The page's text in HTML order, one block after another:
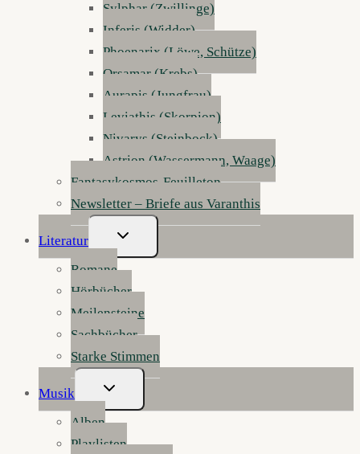
Sylphar (Zwillinge)
Inferis (Widder)
Phoenarix (Löwe, Schütze)
Orsamar (Krebs)
Aurapis (Jungfrau)
Leviathis (Skorpion)
Nivarys (Steinbock)
Astrion (Wassermann, Waage)
Fantasykosmos-Feuilleton
Newsletter – Briefe aus Varanthis
Literatur
Untermenü
Umschalten
Romane
Hörbücher
Meilensteine
Sachbücher
Starke Stimmen
Musik
Untermenü
Umschalten
Alben
Playlisten